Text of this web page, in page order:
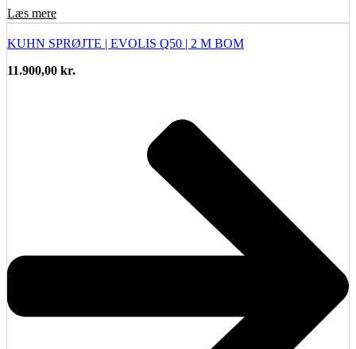
Læs mere
KUHN SPRØJTE | EVOLIS Q50 | 2 M BOM
11.900,00 kr.